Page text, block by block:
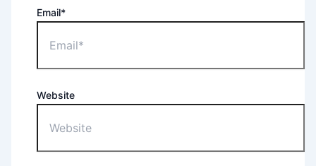
Email*
Website